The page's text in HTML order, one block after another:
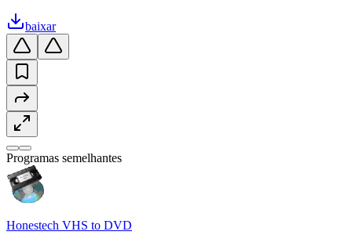
baixar
Programas semelhantes
Honestech VHS to DVD